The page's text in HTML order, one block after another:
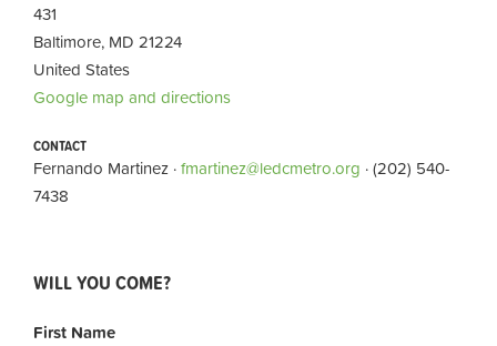
431
Baltimore, MD 21224
United States
Google map and directions
CONTACT
Fernando Martinez ·fmartinez@ledcmetro.org · (202) 540-
7438
WILL YOU COME?
First Name